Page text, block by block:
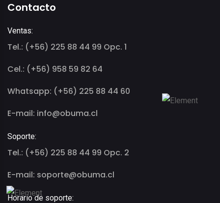
Contacto
Ventas:
Tel.: (+56) 225 88 44 99 Opc. 1
Cel.: (+56) 958 59 82 64
Whatsapp: (+56) 225 88 44 60
E-mail: info@obuma.cl
Soporte:
Tel.: (+56) 225 88 44 99 Opc. 2
E-mail: soporte@obuma.cl
Horario de soporte: